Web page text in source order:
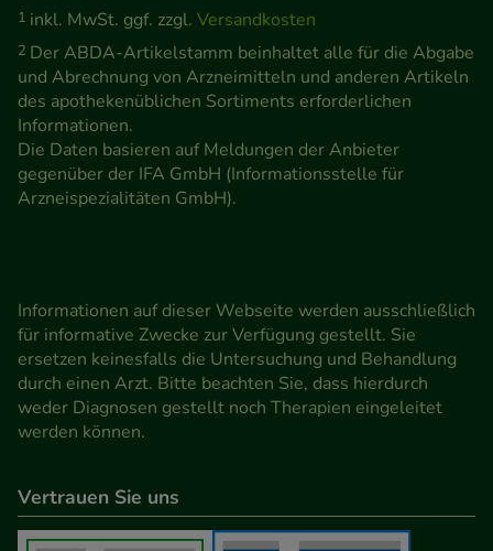
1 inkl. MwSt. ggf. zzgl. Versandkosten
2 Der ABDA-Artikelstamm beinhaltet alle für die Abgabe
und Abrechnung von Arzneimitteln und anderen Artikeln
des apothekenüblichen Sortiments erforderlichen
Informationen.
Die Daten basieren auf Meldungen der Anbieter
gegenüber der IFA GmbH (Informationsstelle für
Arzneispezialitäten GmbH).
Informationen auf dieser Webseite werden ausschließlich
für informative Zwecke zur Verfügung gestellt. Sie
ersetzen keinesfalls die Untersuchung und Behandlung
durch einen Arzt. Bitte beachten Sie, dass hierdurch
weder Diagnosen gestellt noch Therapien eingeleitet
werden können.
Vertrauen Sie uns